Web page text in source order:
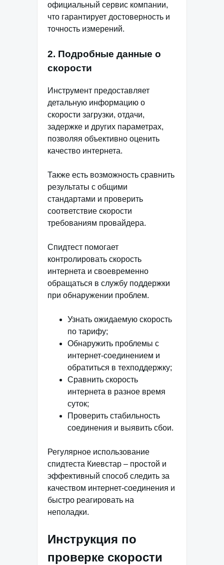
официальный сервис компании,
что гарантирует достоверность и
точность измерений.
2. Подробные данные о
скорости
Инструмент предоставляет
детальную информацию о
скорости загрузки, отдачи,
задержке и других параметрах,
позволяя объективно оценить
качество интернета.
Также есть возможность сравнить
результаты с общими
стандартами и проверить
соответствие скорости
требованиям провайдера.
Спидтест помогает
контролировать скорость
интернета и своевременно
обращаться в службу поддержки
при обнаружении проблем.
Узнать ожидаемую скорость
по тарифу;
Обнаружить проблемы с
интернет-соединением и
обратиться в техподдержку;
Сравнить скорость
интернета в разное время
суток;
Проверить стабильность
соединения и выявить сбои.
Регулярное использование
спидтеста Киевстар – простой и
эффективный способ следить за
качеством интернет-соединения и
быстро реагировать на
неполадки.
Инструкция по
проверке скорости